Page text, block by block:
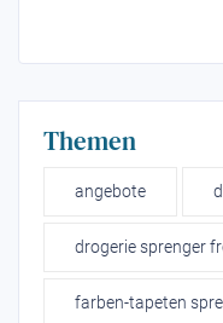
Themen
angebote
drogerie sprenger
farben-tapeten